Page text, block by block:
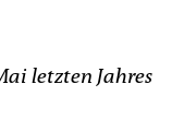
letzten Jahres